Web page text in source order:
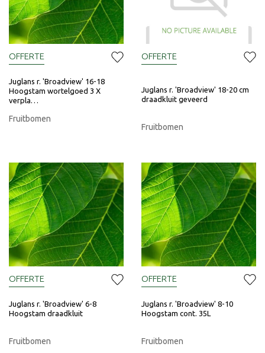
Juglans r. 'Broadview' 16-18
Hoogstam wortelgoed 3 X
verpla…
Fruitbomen
OFFERTE
Juglans r. 'Broadview' 18-20 cm
draadkluit geveerd
Fruitbomen
OFFERTE
Juglans r. 'Broadview' 6-8
Hoogstam draadkluit
Fruitbomen
OFFERTE
Juglans r. 'Broadview' 8-10
Hoogstam cont. 35L
Fruitbomen
OFFERTE